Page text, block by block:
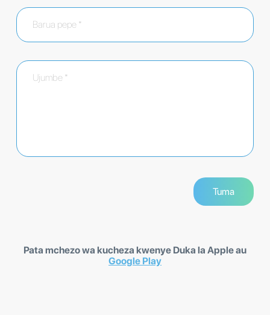
Pata mchezo wa kucheza kwenye Duka la Apple au
Google Play